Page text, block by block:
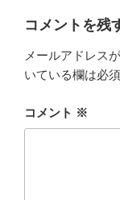
コメントを残
メールアドレス
いている欄は必
コメント ※